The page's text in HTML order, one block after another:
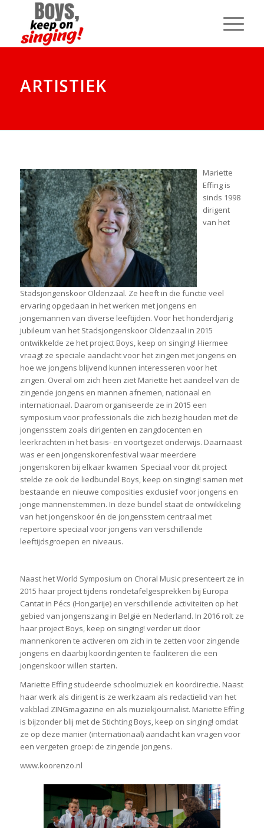
ARTISTIEK
Mariette
Effing is
sinds 1998
dirigent
van het
Stadsjongenskoor Oldenzaal. Ze heeft in die functie veel
ervaring opgedaan in het werken met jongens en
jongemannen van diverse leeftijden. Voor het honderdjarig
jubileum van het Stadsjongenskoor Oldenzaal in 2015
ontwikkelde ze het project Boys, keep on singing! Hiermee
vraagt ze speciale aandacht voor het zingen met jongens en
hoe we jongens blijvend kunnen interesseren voor het
zingen. Overal om zich heen ziet Mariette het aandeel van de
zingende jongens en mannen afnemen, nationaal en
internationaal. Daarom organiseerde ze in 2015 een
symposium voor professionals die zich bezig houden met de
jongensstem zoals dirigenten en zangdocenten en
leerkrachten in het basis- en voortgezet onderwijs. Daarnaast
was er een jongenskorenfestival waar meerdere
jongenskoren bij elkaar kwamen Speciaal voor dit project
stelde ze ook de liedbundel Boys, keep on singing! samen met
bestaande en nieuwe composities exclusief voor jongens en
jonge mannenstemmen. In deze bundel staat de ontwikkeling
van het jongenskoor én de jongensstem centraal met
repertoire speciaal voor jongens van verschillende
leeftijdsgroepen en niveaus.
Naast het World Symposium on Choral Music presenteert ze in
2015 haar project tijdens rondetafelgesprekken bij Europa
Cantat in Pécs (Hongarije) en verschillende activiteiten op het
gebied van jongenszang in België en Nederland. In 2016 rolt ze
haar project Boys, keep on singing! verder uit door
mannenkoren te activeren om zich in te zetten voor zingende
jongens en daarbij koordirigenten te faciliteren die een
jongenskoor willen starten.
Mariette Effing studeerde schoolmuziek en koordirectie. Naast
haar werk als dirigent is ze werkzaam als redactielid van het
vakblad ZINGmagazine en als muziekjournalist. Mariette Effing
is bijzonder blij met de Stichting Boys, keep on singing! omdat
ze op deze manier (internationaal) aandacht kan vragen voor
een vergeten groep: de zingende jongens.
www.koorenzo.nl